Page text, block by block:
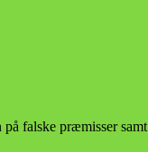
på falske præmisser samt